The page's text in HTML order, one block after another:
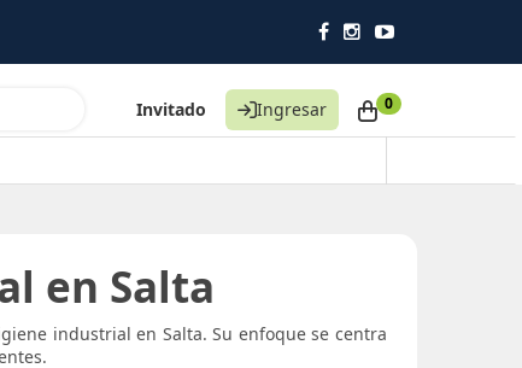
Invitado Ingresar 0
en Salta
industrial en Salta. Su enfoque se centra